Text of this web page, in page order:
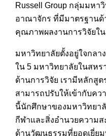
Russell Group กลุ่มมห
อาณาจักร ที่มีมาตรฐานด้
คุณภาพผลงานการวิจัยใ
มหาวิทยาลัยตั้งอยู่ใจกลา
ใน 5 มหาวิทยาลัยในสห
ด้านการวิจัย เรามีหลักสู
สามารถปรับให้เข้ากับค
นี้นักศึกษาของมหาวิทยา
กีฬาและสิ่งอำนวยความส
ด้านวัฒนธรรมที่ยอดเยี่ยม